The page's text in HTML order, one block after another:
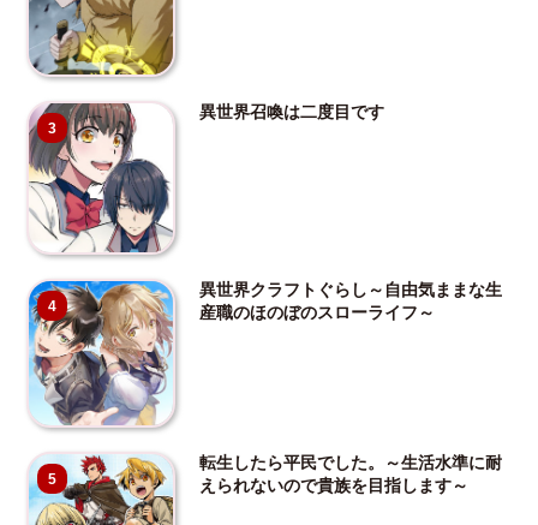
3
異世界召喚は二度目です
4
異世界クラフトぐらし～自由気ままな生
産職のほのぼのスローライフ～
5
転生したら平民でした。～生活水準に耐
えられないので貴族を目指します～